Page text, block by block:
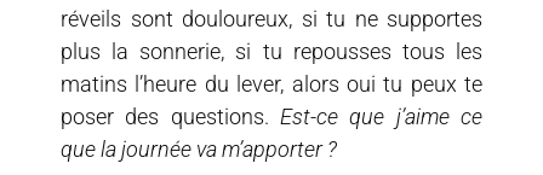
réveils sont douloureux, si tu ne supportes
plus la sonnerie, si tu repousses tous les
matins l’heure du lever, alors oui tu peux te
poser des questions. Est-ce que j’aime ce
que la journée va m’apporter ?